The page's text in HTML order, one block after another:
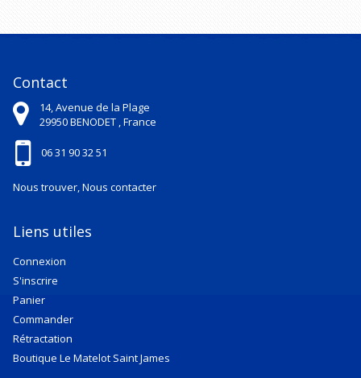
Contact
14, Avenue de la Plage
29950BENODET ,France
06 31 90 32 51
Nous trouver, Nous contacter
Liens utiles
Connexion
S'inscrire
Panier
Commander
Rétractation
Boutique Le Matelot Saint James